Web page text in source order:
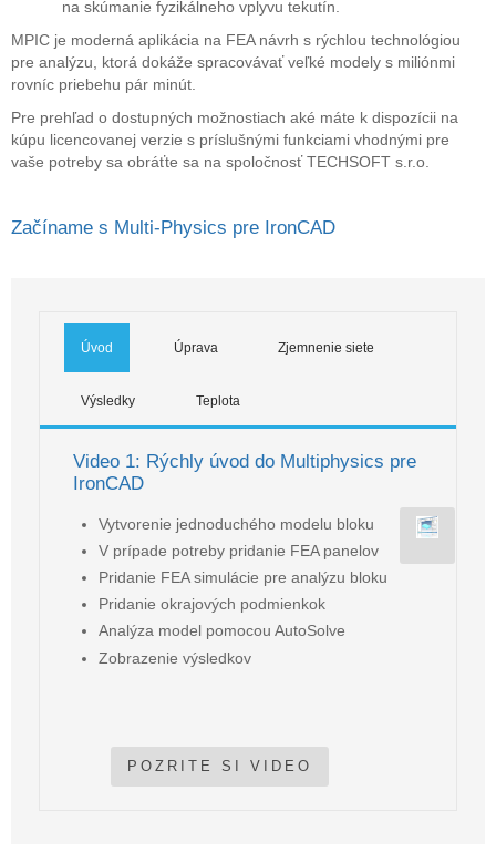
na skúmanie fyzikálneho vplyvu tekutín.
MPIC je moderná aplikácia na FEA návrh s rýchlou technológiou
pre analýzu, ktorá dokáže spracovávať veľké modely s miliónmi
rovníc priebehu pár minút.
Pre prehľad o dostupných možnostiach aké máte k dispozícii na
kúpu licencovanej verzie s príslušnými funkciami vhodnými pre
vaše potreby sa obráťte sa na spoločnosť TECHSOFT s.r.o.
Začíname s Multi-Physics pre IronCAD
Úvod Úprava Zjemnenie siete
Výsledky Teplota
Video 1: Rýchly úvod do Multiphysics pre
IronCAD
Vytvorenie jednoduchého modelu bloku
V prípade potreby pridanie FEA panelov
Pridanie FEA simulácie pre analýzu bloku
Pridanie okrajových podmienkok
Analýza model pomocou AutoSolve
Zobrazenie výsledkov
POZRITE SI VIDEO